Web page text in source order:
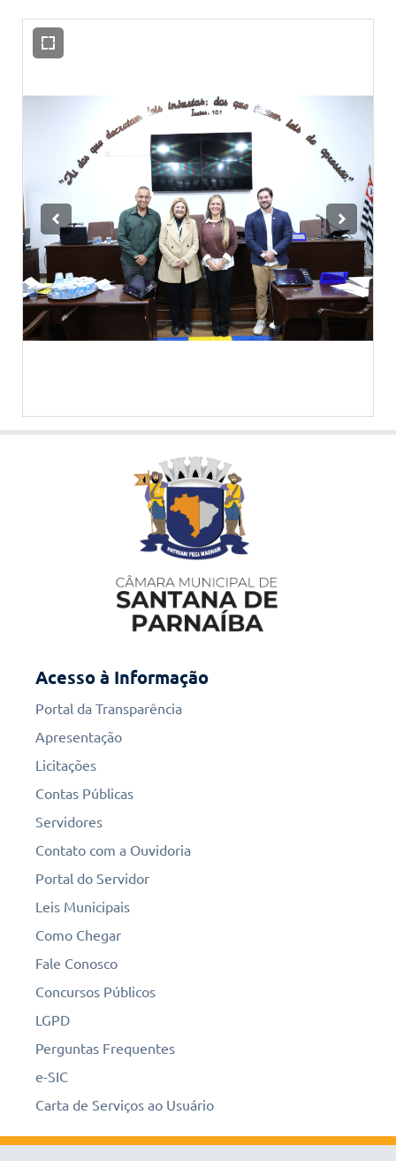
Acesso à Informação
Portal da Transparência
Apresentação
Licitações
Contas Públicas
Servidores
Contato com a Ouvidoria
Portal do Servidor
Leis Municipais
Como Chegar
Fale Conosco
Concursos Públicos
LGPD
Perguntas Frequentes
e-SIC
Carta de Serviços ao Usuário